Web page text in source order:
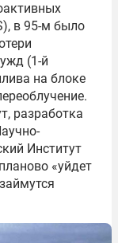
в 95-м было
(1-й
на блоке
разработка
Институт
«уйдет